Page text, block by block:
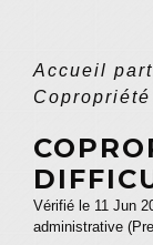
Accueil
Vérifié le 11 Jun
administrative